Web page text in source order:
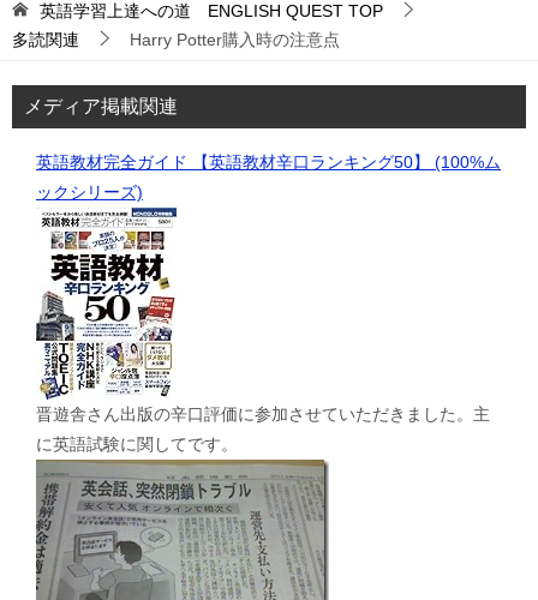
英語学習上達への道 ENGLISH QUEST TOP
多読関連
Harry Potter購入時の注意点
メディア掲載関連
英語教材完全ガイド 【英語教材辛口ランキング50】 (100%ム
ックシリーズ)
晋遊舎さん出版の辛口評価に参加させていただきました。主
に英語試験に関してです。